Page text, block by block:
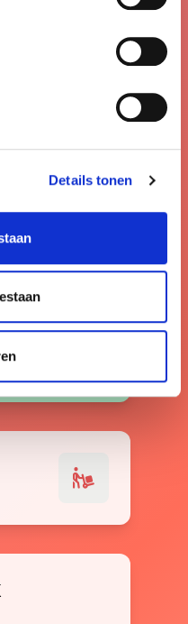
Details tonen
100%